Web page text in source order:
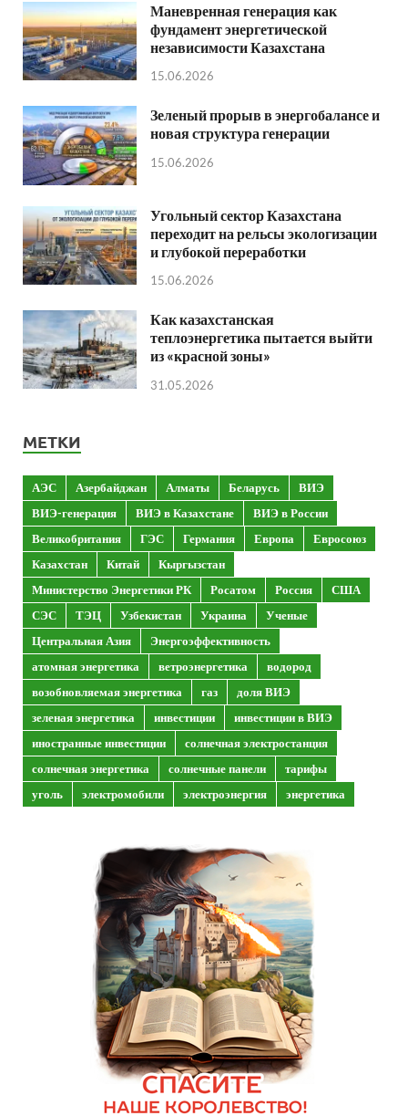
Маневренная генерация как
фундамент энергетической
независимости Казахстана
15.06.2026
Зеленый прорыв в энергобалансе и
новая структура генерации
15.06.2026
Угольный сектор Казахстана
переходит на рельсы экологизации
и глубокой переработки
15.06.2026
Как казахстанская
теплоэнергетика пытается выйти
из «красной зоны»
31.05.2026
МЕТКИ
АЭС Азербайджан Алматы Беларусь
ВИЭ
ВИЭ-генерация
ВИЭ в Казахстане
ВИЭ в России
Великобритания
ГЭС Германия Европа
Евросоюз
Казахстан
Китай
Кыргызстан
Министерство Энергетики РК
Росатом Россия
США
СЭС
ТЭЦ Узбекистан Украина
Ученые
Центральная Азия
Энергоэффективность
атомная энергетика
ветроэнергетика
водород
возобновляемая энергетика
газ
доля ВИЭ
зеленая энергетика
инвестиции
инвестиции в ВИЭ
иностранные инвестиции
солнечная электростанция
солнечная энергетика
солнечные панели
тарифы
уголь
электромобили электроэнергия энергетика